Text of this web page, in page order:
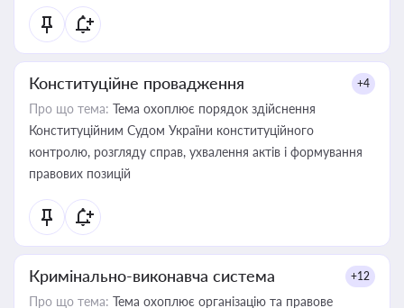
Конституційне провадження +4
Про що тема: Тема охоплює порядок здійснення
Конституційним Судом України конституційного
контролю, розгляду справ, ухвалення актів і формування
правових позицій
Кримінально-виконавча система +12
Про що тема: Тема охоплює організацію та правове